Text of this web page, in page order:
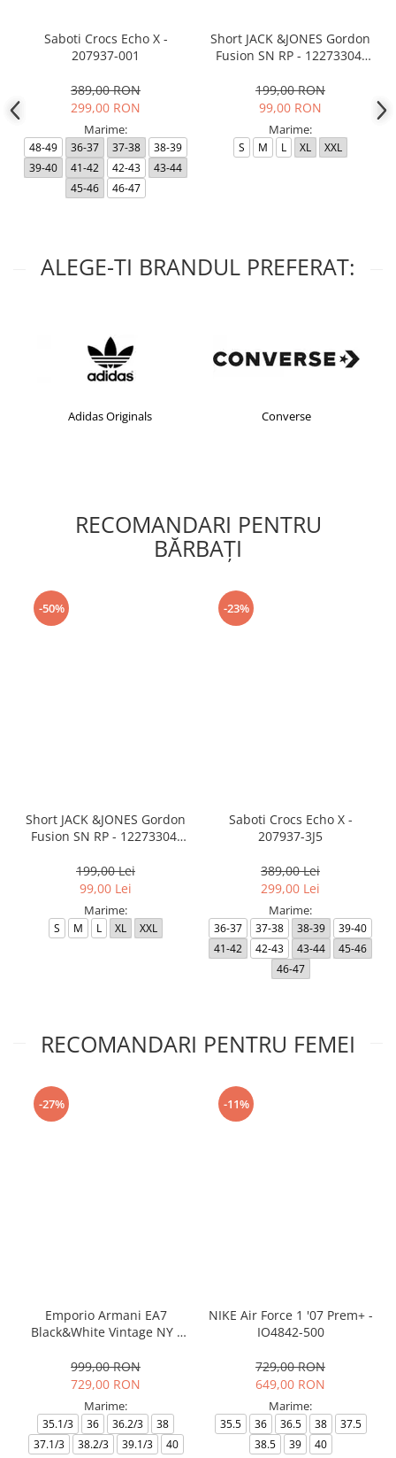
Saboti Crocs Echo X -
207937-001
389,00 RON
299,00 RON
Marime:
48-49 36-37 37-38
38-39
39-40
41-42 42-43
43-44
45-46
46-47
Short JACK &JONES Gordon
Fusion SN RP - 12273304-
199,00 RON
99,00 RON
Marime:
S M L XL XXL
ALEGE-TI BRANDUL PREFERAT:
Adidas Originals Converse
RECOMANDARI PENTRU
BĂRBAŢI
-50%
Short JACK &JONES Gordon
Fusion SN RP - 12273304-
199,00 Lei
99,00 Lei
Marime:
S M L XL XXL
-23%
Saboti Crocs Echo X -
207937-3J5
389,00 Lei
299,00 Lei
Marime:
36-37 37-38 38-39
39-40
41-42
42-43 43-44
45-46
46-47
RECOMANDARI PENTRU FEMEI
-27%
Emporio Armani EA7
Black&White Vintage NY -
999,00 RON
729,00 RON
Marime:
35.1/3 36 36.2/3
38
37.1/3
38.2/3 39.1/3 40
-11%
NIKE Air Force 1 '07 Prem+ -
IO4842-500
729,00 RON
649,00 RON
Marime:
35.5 36 36.5 38
37.5
38.5
39 40